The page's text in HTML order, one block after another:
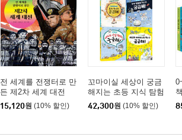
전 세계를 전쟁터로 만
든 제2차 세계 대전
15,120원 (10% 할인)
꼬마이실 세상이 궁금
해지는 초등 지식 탐험
세트 1
42,300원 (10% 할인)